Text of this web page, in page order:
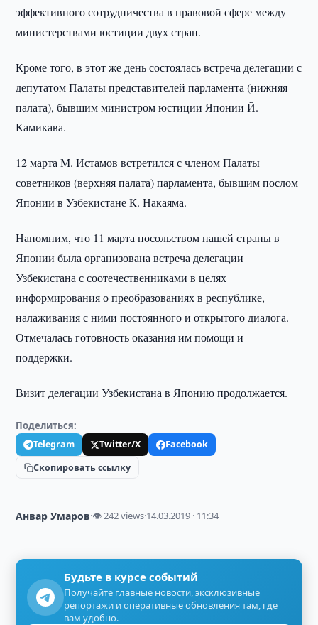
эффективного сотрудничества в правовой сфере между
министерствами юстиции двух стран.
Кроме того, в этот же день состоялась встреча делегации с
депутатом Палаты представителей парламента (нижняя
палата), бывшим министром юстиции Японии Й.
Камикава.
12 марта М. Истамов встретился с членом Палаты
советников (верхняя палата) парламента, бывшим послом
Японии в Узбекистане К. Накаяма.
Напомним, что 11 марта посольством нашей страны в
Японии была организована встреча делегации
Узбекистана с соотечественниками в целях
информирования о преобразованиях в республике,
налаживания с ними постоянного и открытого диалога.
Отмечалась готовность оказания им помощи и
поддержки.
Визит делегации Узбекистана в Японию продолжается.
Поделиться:
Telegram Twitter/X
Facebook
Скопировать ссылку
Анвар Умаров·👁 242 views·14.03.2019 · 11:34
Будьте в курсе событий
Получайте главные новости, эксклюзивные
репортажи и оперативные обновления там, где
вам удобно.